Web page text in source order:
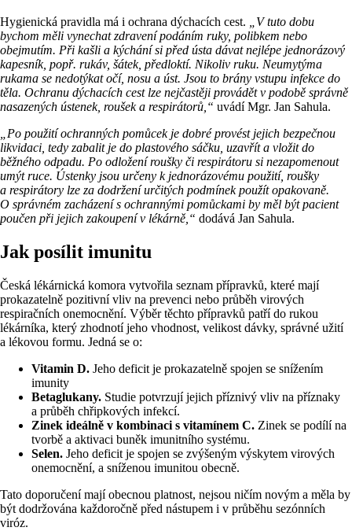
Hygienická pravidla má i ochrana dýchacích cest.
„V tuto dobu
bychom měli vynechat zdravení podáním ruky, polibkem nebo
obejmutím. Při kašli a kýchání si před ústa dávat nejlépe jednorázový
kapesník, popř. rukáv, šátek, předloktí. Nikoliv ruku. Neumytýma
rukama se nedotýkat očí, nosu a úst. Jsou to brány vstupu infekce do
těla. Ochranu dýchacích cest lze nejčastěji provádět v podobě správně
nasazených ústenek, roušek a respirátorů,“ uvádí Mgr. Jan Sahula.
„Po použití ochranných pomůcek je dobré provést jejich bezpečnou
likvidaci, tedy zabalit je do plastového sáčku, uzavřít a vložit do
běžného odpadu. Po odložení roušky či respirátoru si nezapomenout
umýt ruce. Ústenky jsou určeny k jednorázovému použití, roušky
a respirátory lze za dodržení určitých podmínek použít opakovaně.
O správném zacházení s ochrannými pomůckami by měl být pacient
poučen při jejich zakoupení v lékárně,“ dodává Jan Sahula.
Jak posílit imunitu
Česká lékárnická komora vytvořila seznam přípravků, které mají
prokazatelně pozitivní vliv na prevenci nebo průběh virových
respiračních onemocnění. Výběr těchto přípravků patří do rukou
lékárníka, který zhodnotí jeho vhodnost, velikost dávky, správné užití
a lékovou formu. Jedná se o:
Vitamin D. Jeho deficit je prokazatelně spojen se snížením
imunity
Betaglukany. Studie potvrzují jejich příznivý vliv na příznaky
a průběh chřipkových infekcí.
Zinek ideálně v kombinaci s vitamínem C. Zinek se podílí na
tvorbě a aktivaci buněk imunitního systému.
Selen. Jeho deficit je spojen se zvýšeným výskytem virových
onemocnění, a sníženou imunitou obecně.
Tato doporučení mají obecnou platnost, nejsou ničím novým a měla by
být dodržována každoročně před nástupem i v průběhu sezónních
viróz.